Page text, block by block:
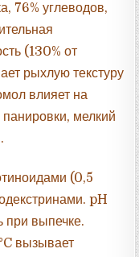
76% углеводов,
(130% от
рыхлую текстуру
влияет на
мелкий
(0,5
pH
при выпечке.
вызывает